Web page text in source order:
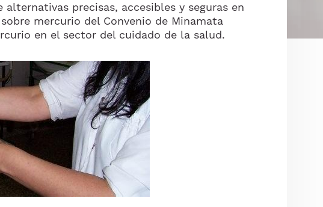
precisas, accesibles y seguras en
mercurio del Convenio de Minamata
en el sector del cuidado de la salud.